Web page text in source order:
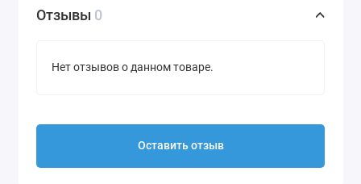
Отзывы 0
Нет отзывов о данном товаре.
Оставить отзыв